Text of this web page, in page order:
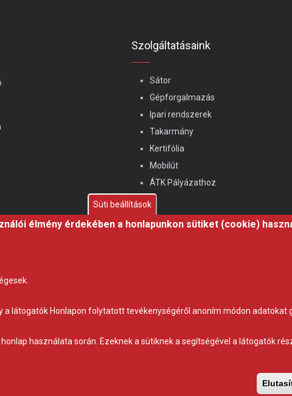
Szolgáltatásaink
Sátor
Gépforgalmazás
Ipari rendszerek
Takarmány
Kertifólia
Mobilút
ÁTK Pályázathoz
Süti beállítások
élmény érdekében a honlapunkon sütiket (cookie)
látogatók Honlapon folytatott tevékenységéről anoním módon adatokat
használata során. Ezeknek a sütiknek a segítségével a látogatók